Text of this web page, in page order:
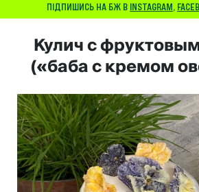
ПІДПИШИСЬ НА БЖ В INSTAGRAM,
Кулич с
(«баба с кремом